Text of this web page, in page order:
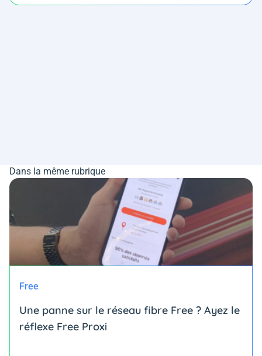
Dans la même rubrique
Free
Une panne sur le réseau fibre Free ? Ayez le
réflexe Free Proxi